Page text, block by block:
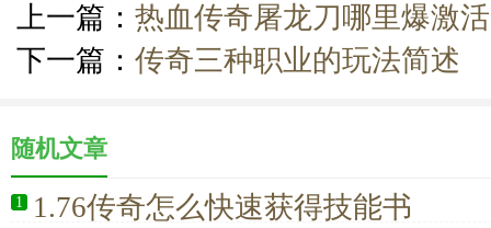
上一篇： 热血传奇屠龙刀哪里爆激活
下一篇： 传奇三种职业的玩法简述
随机文章
1 1.76传奇怎么快速获得技能书